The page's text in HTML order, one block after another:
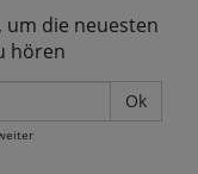
um die neuesten
hören